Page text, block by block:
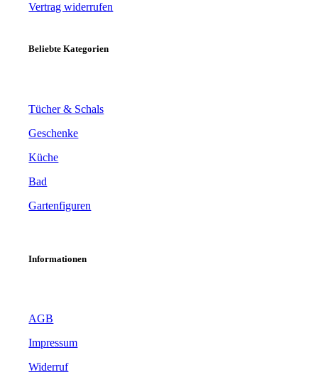
Vertrag widerrufen
Beliebte Kategorien
Tücher & Schals
Geschenke
Küche
Bad
Gartenfiguren
Informationen
AGB
Impressum
Widerruf